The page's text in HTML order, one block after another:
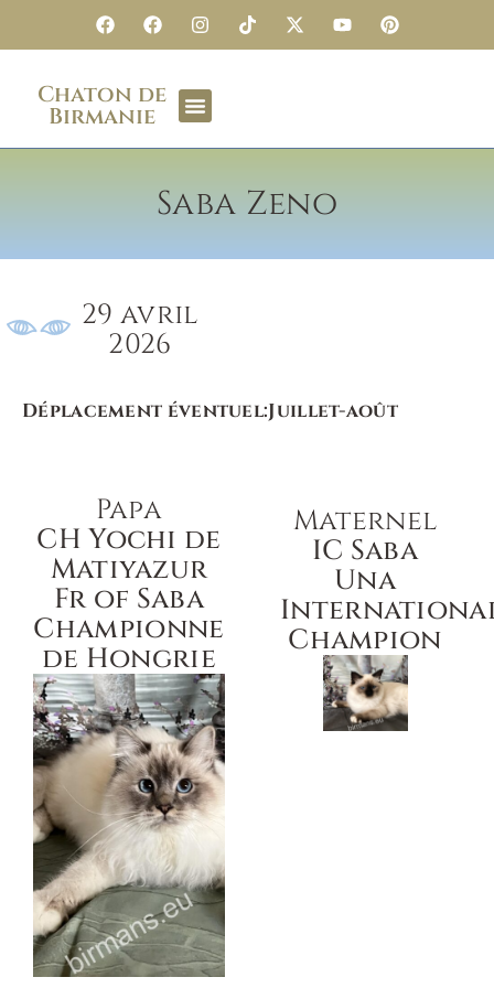
Chaton de
Birmanie
Saba Zeno
29 avril
2026
Déplacement éventuel:Juillet-août
Papa
CH Yochi de
Matiyazur
Fr of Saba
Championne
de Hongrie
Maternel
IC Saba
Una
Champion